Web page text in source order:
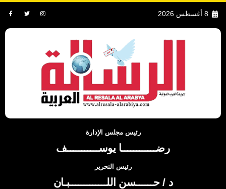
8 أغسطس 2026
رئيس مجلس الإدارة
رضــــــــــــا يوســـــــــــف
رئيس التحرير
د / حــــــسن اللـــــــــــــبـان